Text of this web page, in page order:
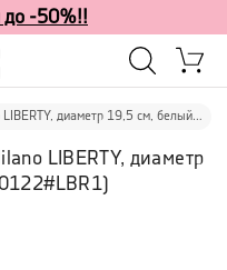
до -50%!!
диаметр 19,5 см, белый с узором
LIBERTY, диаметр
)